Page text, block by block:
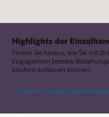
Highlights der
Finden Sie heraus, wie Sie mit
Engagement bessere
Käufern aufbauen können.
Entdecken Sie die